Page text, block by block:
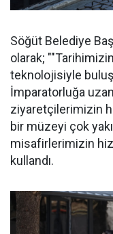
Söğüt Belediye
olarak;
teknolojisiyle
İmparatorluğa
ziyaretçilerimizin
bir müzeyi çok
misafirlerimizin
kullandı.